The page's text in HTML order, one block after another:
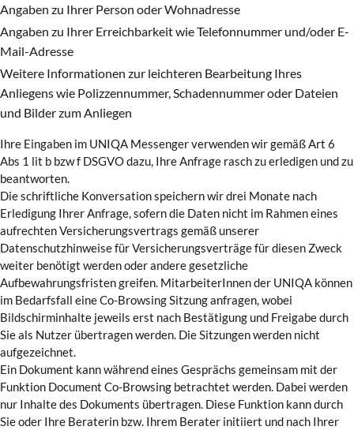
Angaben zu Ihrer Person oder Wohnadresse
Angaben zu Ihrer Erreichbarkeit wie Telefonnummer und/oder E-
Mail-Adresse
Weitere Informationen zur leichteren Bearbeitung Ihres
Anliegens wie Polizzennummer, Schadennummer oder Dateien
und Bilder zum Anliegen
Ihre Eingaben im UNIQA Messenger verwenden wir gemäß Art 6
Abs 1 lit b bzw f DSGVO dazu, Ihre Anfrage rasch zu erledigen und zu
beantworten.
Die schriftliche Konversation speichern wir drei Monate nach
Erledigung Ihrer Anfrage, sofern die Daten nicht im Rahmen eines
aufrechten Versicherungsvertrags gemäß unserer
Datenschutzhinweise für Versicherungsverträge für diesen Zweck
weiter benötigt werden oder andere gesetzliche
Aufbewahrungsfristen greifen. MitarbeiterInnen der UNIQA können
im Bedarfsfall eine Co-Browsing Sitzung anfragen, wobei
Bildschirminhalte jeweils erst nach Bestätigung und Freigabe durch
Sie als Nutzer übertragen werden. Die Sitzungen werden nicht
aufgezeichnet.
Ein Dokument kann während eines Gesprächs gemeinsam mit der
Funktion Document Co-Browsing betrachtet werden. Dabei werden
nur Inhalte des Dokuments übertragen. Diese Funktion kann durch
Sie oder Ihre Beraterin bzw. Ihrem Berater initiiert und nach Ihrer